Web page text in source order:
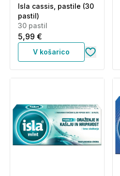
Isla cassis, pastile (30
pastil)
30 pastil
5,99 €
V košarico